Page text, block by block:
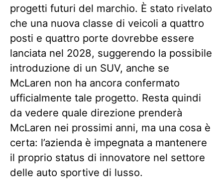
progetti futuri del marchio. È stato rivelato
che una nuova classe di veicoli a quattro
posti e quattro porte dovrebbe essere
lanciata nel 2028, suggerendo la possibile
introduzione di un SUV, anche se
McLaren non ha ancora confermato
ufficialmente tale progetto. Resta quindi
da vedere quale direzione prenderà
McLaren nei prossimi anni, ma una cosa è
certa: l’azienda è impegnata a mantenere
il proprio status di innovatore nel settore
delle auto sportive di lusso.